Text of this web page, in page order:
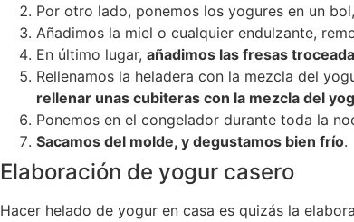
Por otro lado, ponemos los yogures en un
Añadimos la miel o cualquier endulzante,
En último lugar, añadimos las fresas
Rellenamos la heladera con la mezcla del
rellenar unas cubiteras con la mezcla del
Ponemos en el congelador durante toda la
Sacamos del molde, y degustamos bien frío.
Elaboración de yogur casero
Hacer helado de yogur en casa es quizás la